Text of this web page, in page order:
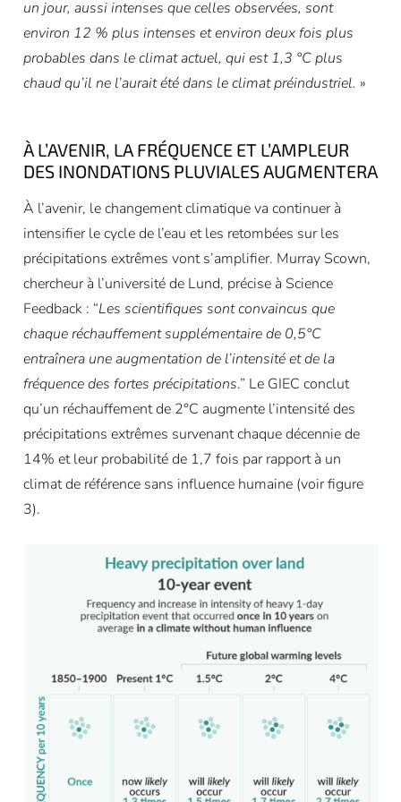
un jour, aussi intenses que celles observées, sont
environ 12 % plus intenses et environ deux fois plus
probables dans le climat actuel, qui est 1,3 °C plus
chaud qu’il ne l’aurait été dans le climat préindustriel. »
À L’AVENIR, LA FRÉQUENCE ET L’AMPLEUR
DES INONDATIONS PLUVIALES AUGMENTERA
À l’avenir, le changement climatique va continuer à
intensifier le cycle de l’eau et les retombées sur les
précipitations extrêmes vont s’amplifier. Murray Scown,
chercheur à l’université de Lund, précise à Science
Feedback : “Les scientifiques sont convaincus que
chaque réchauffement supplémentaire de 0,5°C
entraînera une augmentation de l’intensité et de la
fréquence des fortes précipitations.” Le GIEC conclut
qu’un réchauffement de 2°C augmente l’intensité des
précipitations extrêmes survenant chaque décennie de
14% et leur probabilité de 1,7 fois par rapport à un
climat de référence sans influence humaine (voir figure
3).